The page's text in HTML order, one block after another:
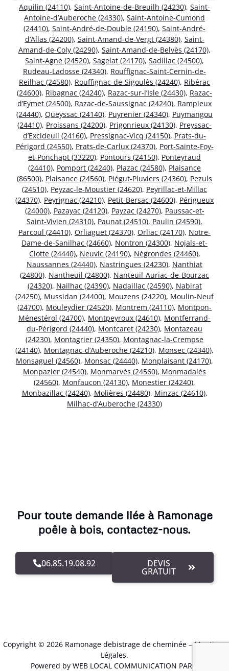
Aquilin (24110), Saint-Antoine-de-Breuilh (24230), Saint-
Antoine-d’Auberoche (24330), Saint-Antoine-Cumond
(24410), Saint-André-de-Double (24190), Saint-André-
d’Allas (24200), Saint-Amand-de-Vergt (24380), Saint-
Amand-de-Coly (24290), Saint-Amand-de-Belvès (24170),
Saint-Agne (24520), Sagelat (24170), Sadillac (24500),
Rudeau-Ladosse (24340), Rouffignac-Saint-Cernin-de-
Reilhac (24580), Rouffignac-de-Sigoulès (24240), Ribérac
(24600), Ribagnac (24240), Razac-sur-l’Isle (24430), Razac-
d’Eymet (24500), Razac-de-Saussignac (24240), Rampieux
(24440), Queyssac (24140), Puyrenier (24340), Puymangou
(24410), Proissans (24200), Prigonrieux (24130), Preyssac-
d’Excideuil (24160), Pressignac-Vicq (24150), Prats-du-
Périgord (24550), Prats-de-Carlux (24370), Port-Sainte-Foy-
et-Ponchapt (33220), Pontours (24150), Ponteyraud
(24410), Pomport (24240), Plazac (24580), Plaisance
(86500), Plaisance (24560), Piégut-Pluviers (24360), Pezuls
(24510), Peyzac-le-Moustier (24620), Peyrillac-et-Millac
(24370), Peyrignac (24210), Petit-Bersac (24600), Périgueux
(24000), Pazayac (24120), Payzac (24270), Paussac-et-
Saint-Vivien (24310), Paunat (24510), Paulin (24590),
Parcoul (24410), Orliaguet (24370), Orliac (24170), Notre-
Dame-de-Sanilhac (24660), Nontron (24300), Nojals-et-
Clotte (24440), Neuvic (24190), Négrondes (24460),
Naussannes (24440), Nastringues (24230), Nanthiat
(24800), Nantheuil (24800), Nanteuil-Auriac-de-Bourzac
(24320), Nailhac (24390), Nadaillac (24590), Nabirat
(24250), Mussidan (24400), Mouzens (24220), Moulin-Neuf
(24700), Mouleydier (24520), Montrem (24110), Montpon-
Ménestérol (24700), Montpeyroux (24610), Montferrand-
du-Périgord (24440), Montcaret (24230), Montazeau
(24230), Montagrier (24350), Montagnac-la-Crempse
(24140), Montagnac-d’Auberoche (24210), Monsec (24340),
Monsaguel (24560), Monsac (24440), Monplaisant (24170),
Monpazier (24540), Monmarvès (24560), Monmadalès
(24560), Monfaucon (24130), Monestier (24240),
Monbazillac (24240), Molières (24480), Minzac (24610),
Milhac-d’Auberoche (24330)
Pour toute demande liée à Ramonage
poêle à bois, contactez-nous.
06.85.19.08.92 DEVIS
GRATUIT
Copyright © 2026 Ramonage debistrage de cheminée –Mentions
Légales.
Powered by WEB LOCAL COMMUNICATION PARIS